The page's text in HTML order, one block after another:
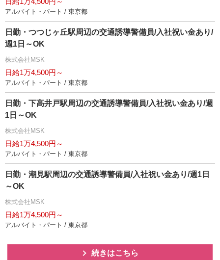
アルバイト・パート / 東京都
日勤・つつじヶ丘駅周辺の交通誘導警備員/入社祝い金あり/
週1日～OK
株式会社MSK
日給1万4,500円～
アルバイト・パート / 東京都
日勤・下高井戸駅周辺の交通誘導警備員/入社祝い金あり/週
1日～OK
株式会社MSK
日給1万4,500円～
アルバイト・パート / 東京都
日勤・潮見駅周辺の交通誘導警備員/入社祝い金あり/週1日
～OK
株式会社MSK
日給1万4,500円～
アルバイト・パート / 東京都
続きはこちら